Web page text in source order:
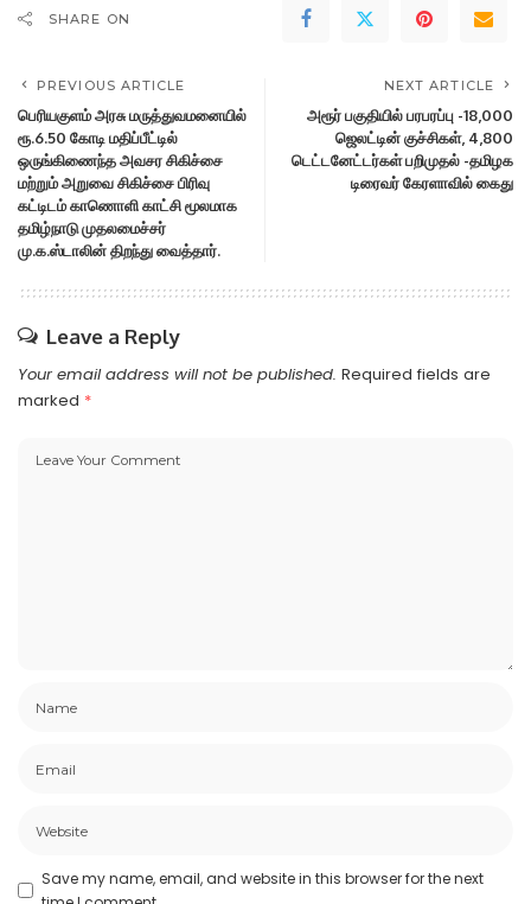
SHARE ON
PREVIOUS ARTICLE
பெரியகுளம் அரசு மருத்துவமனையில்
ரூ.6.50 கோடி மதிப்பீட்டில்
ஒருங்கிணைந்த அவசர சிகிச்சை
மற்றும் அறுவை சிகிச்சை பிரிவு
கட்டிடம் காணொளி காட்சி மூலமாக
தமிழ்நாடு முதலமைச்சர்
மு.க.ஸ்டாலின் திறந்து வைத்தார்.
NEXT ARTICLE
அரூர் பகுதியில் பரபரப்பு -18,000
ஜெலட்டின் குச்சிகள், 4,800
டெட்டனேட்டர்கள் பறிமுதல் -தமிழக
டிரைவர் கேரளாவில் கைது
Leave a Reply
Your email address will not be published. Required fields are
marked *
Save my name, email, and website in this browser for the next